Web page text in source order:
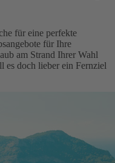
für eine perfekte
für Ihre
am Strand Ihrer Wahl
es doch lieber ein Fernziel